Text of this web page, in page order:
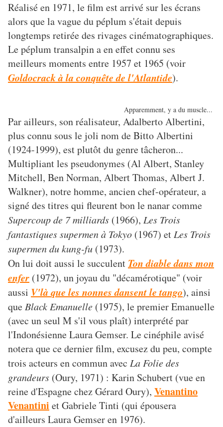
Réalisé en 1971, le film est arrivé sur les écrans
alors que la vague du péplum s'était depuis
longtemps retirée des rivages cinématographiques.
Le péplum transalpin a en effet connu ses
meilleurs moments entre 1957 et 1965 (voir
Goldocrack à la conquête de l'Atlantide).
Apparemment, y a du muscle...
Par ailleurs, son réalisateur, Adalberto Albertini,
plus connu sous le joli nom de Bitto Albertini
(1924-1999), est plutôt du genre tâcheron...
Multipliant les pseudonymes (Al Albert, Stanley
Mitchell, Ben Norman, Albert Thomas, Albert J.
Walkner), notre homme, ancien chef-opérateur, a
signé des titres qui fleurent bon le nanar comme
Supercoup de 7 milliards (1966), Les Trois
fantastiques supermen à Tokyo (1967) et Les Trois
supermen du kung-fu (1973).
On lui doit aussi le succulent Ton diable dans mon
enfer (1972), un joyau du "décamérotique" (voir
aussi V'là que les nonnes dansent le tango), ainsi
que Black Emanuelle (1975), le premier Emanuelle
(avec un seul M s'il vous plaît) interprété par
l'Indonésienne Laura Gemser. Le cinéphile avisé
notera que ce dernier film, excusez du peu, compte
trois acteurs en commun avec La Folie des
grandeurs (Oury, 1971) : Karin Schubert (vue en
reine d'Espagne chez Gérard Oury), Venantino
Venantini et Gabriele Tinti (qui épousera
d'ailleurs Laura Gemser en 1976).